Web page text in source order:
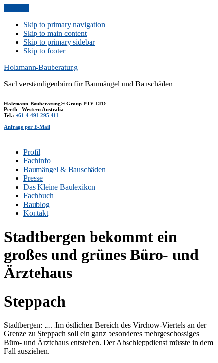
Skip to primary navigation
Skip to main content
Skip to primary sidebar
Skip to footer
Holzmann-Bauberatung
Sachverständigenbüro für Baumängel und Bauschäden
Holzmann-Bauberatung® Group PTY LTD
Perth - Western Australia
Tel.: +61 4 491 295 411
Anfrage per E-Mail
Profil
Fachinfo
Baumängel & Bauschäden
Presse
Das Kleine Baulexikon
Fachbuch
Baublog
Kontakt
Stadtbergen bekommt ein
großes und grünes Büro- und
Ärztehaus
Steppach
Stadtbergen: „…Im östlichen Bereich des Virchow-Viertels an der
Grenze zu Steppach soll ein ganz besonderes mehrgeschossiges
Büro- und Ärztehaus entstehen. Der Abschleppdienst müsste in dem
Fall ausziehen.